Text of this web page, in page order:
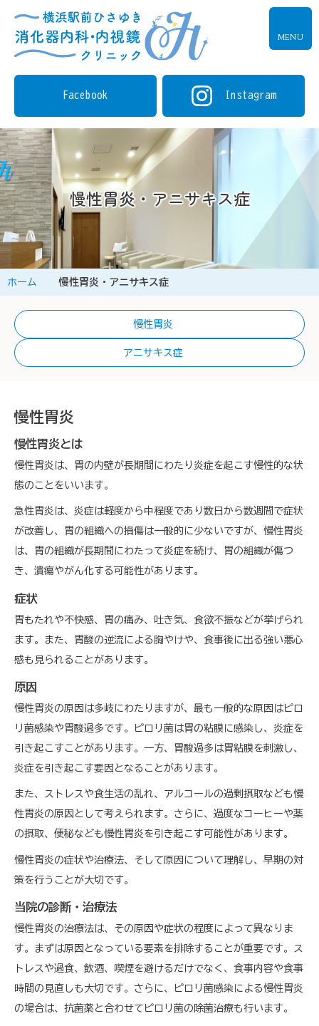
Facebook Instagram
慢性胃炎・アニサキス症
ホーム 慢性胃炎・アニサキス症
慢性胃炎
アニサキス症
慢性胃炎
慢性胃炎とは
慢性胃炎は、胃の内壁が長期間にわたり炎症を起こす慢性的な状
態のことをいいます。
急性胃炎は、炎症は軽度から中程度であり数日から数週間で症状
が改善し、胃の組織への損傷は一般的に少ないですが、慢性胃炎
は、胃の組織が長期間にわたって炎症を続け、胃の組織が傷つ
き、潰瘍やがん化する可能性があります。
症状
胃もたれや不快感、胃の痛み、吐き気、食欲不振などが挙げられ
ます。また、胃酸の逆流による胸やけや、食事後に出る強い悪心
感も見られることがあります。
原因
慢性胃炎の原因は多岐にわたりますが、最も一般的な原因はピロ
リ菌感染や胃酸過多です。ピロリ菌は胃の粘膜に感染し、炎症を
引き起こすことがあります。一方、胃酸過多は胃粘膜を刺激し、
炎症を引き起こす要因となることがあります。
また、ストレスや食生活の乱れ、アルコールの過剰摂取なども慢
性胃炎の原因として考えられます。さらに、過度なコーヒーや薬
の摂取、便秘なども慢性胃炎を引き起こす可能性があります。
慢性胃炎の症状や治療法、そして原因について理解し、早期の対
策を行うことが大切です。
当院の診断・治療法
慢性胃炎の治療法は、その原因や症状の程度によって異なりま
す。まずは原因となっている要素を排除することが重要です。ス
トレスや過食、飲酒、喫煙を避けるだけでなく、食事内容や食事
時間の見直しも大切です。さらに、ピロリ菌感染による慢性胃炎
の場合は、抗菌薬と合わせてピロリ菌の除菌治療も行います。
MENU